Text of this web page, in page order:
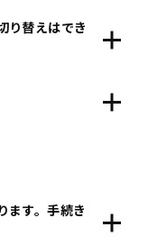
り替えはでき
ます。手続き